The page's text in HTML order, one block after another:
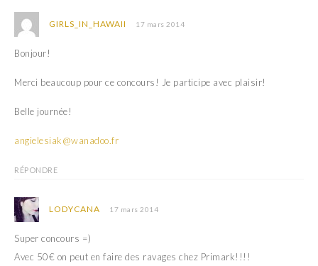
GIRLS_IN_HAWAII 17 mars 2014
Bonjour!
Merci beaucoup pour ce concours! Je participe avec plaisir!
Belle journée!
angielesiak@wanadoo.fr
RÉPONDRE
LODYCANA 17 mars 2014
Super concours =)
Avec 50€ on peut en faire des ravages chez Primark!!!!